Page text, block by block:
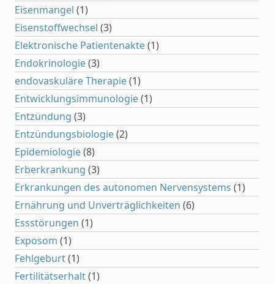
Eisenmangel (1)
Eisenstoffwechsel (3)
Elektronische Patientenakte(1)
Endokrinologie(3)
endovaskuläre Therapie(1)
Entwicklungsimmunologie(1)
Entzündung (3)
Entzündungsbiologie(2)
Epidemiologie(8)
Erberkrankung (3)
Erkrankungen des autonomen Nervensystems (1)
Ernährung und Unverträglichkeiten (6)
Essstörungen (1)
Exposom (1)
Fehlgeburt(1)
Fertilitätserhalt(1)